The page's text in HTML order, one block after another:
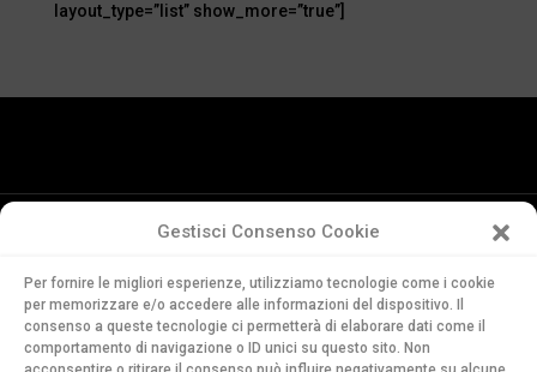
Gestisci Consenso Cookie
Per fornire le migliori esperienze, utilizziamo tecnologie come i cookie
per memorizzare e/o accedere alle informazioni del dispositivo. Il
consenso a queste tecnologie ci permetterà di elaborare dati come il
comportamento di navigazione o ID unici su questo sito. Non
layout_type=”list” show_more=”true”]
della Svizzera Italiana
Via Soldino 9
CH-6900 Lugano